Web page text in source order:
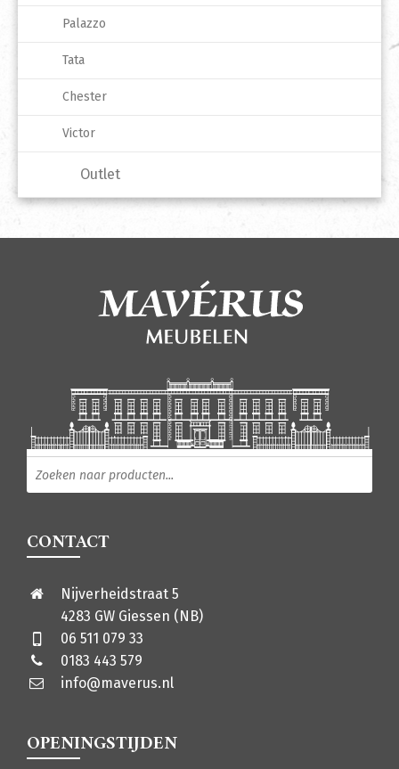
Palazzo
Tata
Chester
Victor
Outlet
CONTACT
Nijverheidstraat 5
4283 GW Giessen (NB)
06 511 079 33
0183 443 579
info@maverus.nl
OPENINGSTIJDEN